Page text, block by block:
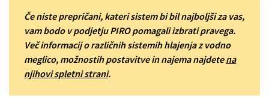
Če niste prepričani, kateri sistem bi bil najboljši za vas,
vam bodo v podjetju PIRO pomagali izbrati pravega.
Več informacij o različnih sistemih hlajenja z vodno
meglico, možnostih postavitve in najema najdetena
njihovi spletni strani.